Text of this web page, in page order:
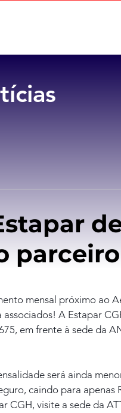
mensal próximo ao
A Estapar
em frente à sede da
será ainda
caindo para apenas
CGH, visite a sede da